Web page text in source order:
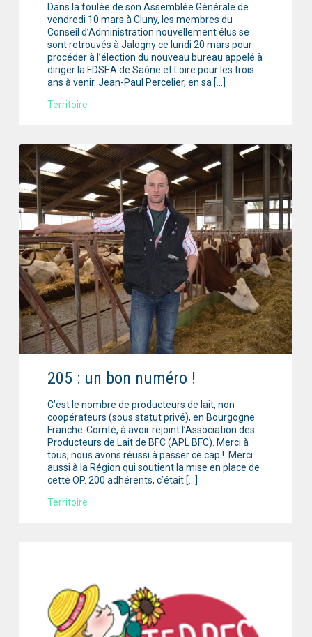
Dans la foulée de son Assemblée Générale de
vendredi 10 mars à Cluny, les membres du
Conseil d’Administration nouvellement élus se
sont retrouvés à Jalogny ce lundi 20 mars pour
procéder à l’élection du nouveau bureau appelé à
diriger la FDSEA de Saône et Loire pour les trois
ans à venir. Jean-Paul Percelier, en sa […]
Territoire
205 : un bon numéro !
C’est le nombre de producteurs de lait, non
coopérateurs (sous statut privé), en Bourgogne
Franche-Comté, à avoir rejoint l’Association des
Producteurs de Lait de BFC (APL BFC). Merci à
tous, nous avons réussi à passer ce cap ! Merci
aussi à la Région qui soutient la mise en place de
cette OP. 200 adhérents, c’était […]
Territoire